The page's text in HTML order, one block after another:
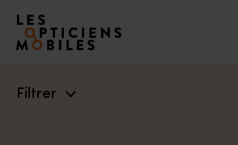
Accéder à notre page d'accueil
Filtrer